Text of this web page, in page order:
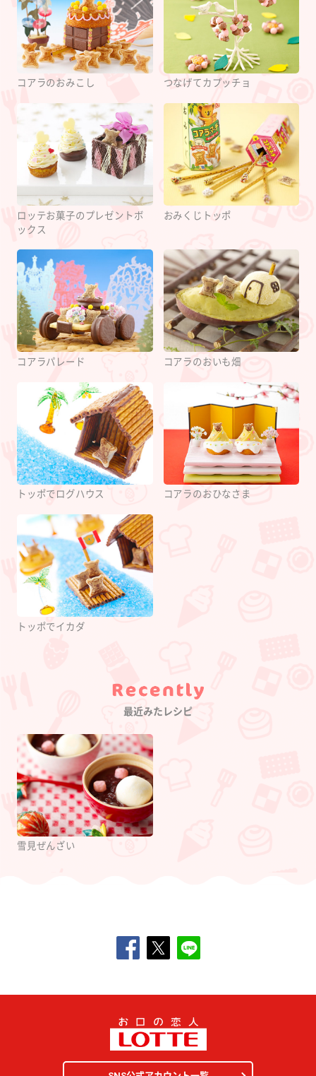
コアラのおみこし つなげてカプッチョ
ロッテお菓子のプレゼントボ
ックス
おみくじトッポ
コアラパレード コアラのおいも畑
トッポでログハウス コアラのおひなさま
トッポでイカダ
Category
最近みたレシピ
雪見ぜんざい